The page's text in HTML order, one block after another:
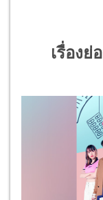
เรื่องย่